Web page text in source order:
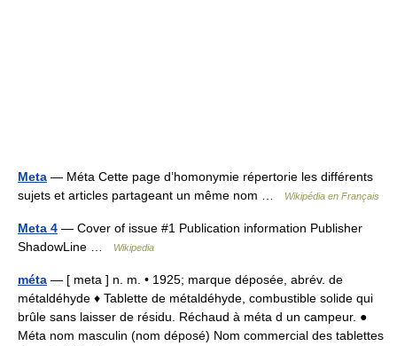
Meta — Méta Cette page d’homonymie répertorie les différents
sujets et articles partageant un même nom …
Wikipédia en Français
Meta 4 — Cover of issue #1 Publication information Publisher
ShadowLine …
Wikipedia
méta — [ meta ] n. m. • 1925; marque déposée, abrév. de
métaldéhyde ♦ Tablette de métaldéhyde, combustible solide qui
brûle sans laisser de résidu. Réchaud à méta d un campeur. ●
Méta nom masculin (nom déposé) Nom commercial des tablettes